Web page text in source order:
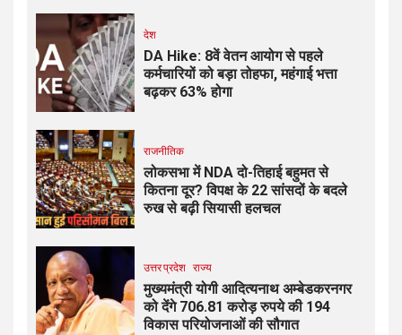
देश
DA Hike: 8वें वेतन आयोग से पहले
कर्मचारियों को बड़ा तोहफा, महंगाई भत्ता
बढ़कर 63% होगा
राजनीतिक
लोकसभा में NDA दो-तिहाई बहुमत से
कितना दूर? विपक्ष के 22 सांसदों के बदले
रुख से बढ़ी सियासी हलचल
उत्तर प्रदेश राज्य
मुख्यमंत्री योगी आदित्यनाथ अम्बेडकरनगर
को देंगे 706.81 करोड़ रुपये की 194
विकास परियोजनाओं की सौगात